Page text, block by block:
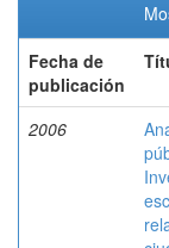
Fecha de
publicación
2006